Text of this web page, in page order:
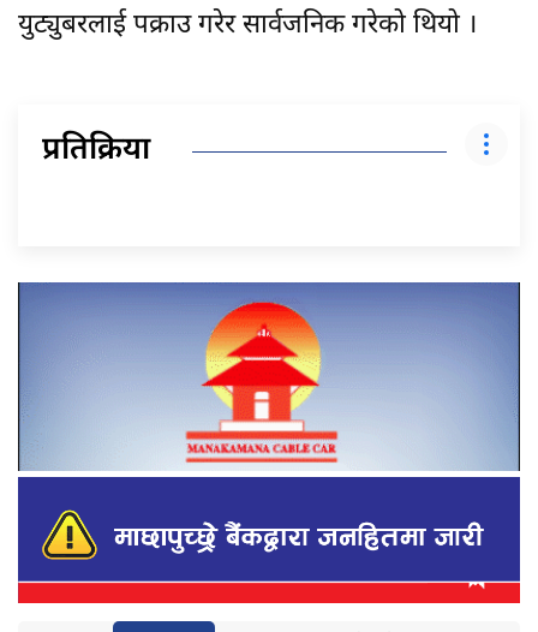
युट्युबरलाई पक्राउ गरेर सार्वजनिक गरेको थियो ।
प्रतिक्रिया